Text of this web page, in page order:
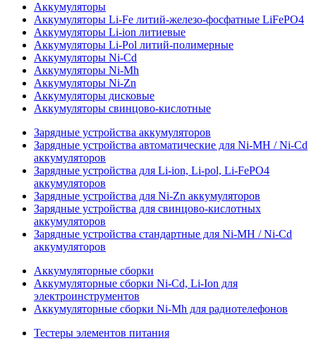
Аккумуляторы
Аккумуляторы Li-Fe литий-железо-фосфатные LiFePO4
Аккумуляторы Li-ion литиевые
Аккумуляторы Li-Pol литий-полимерные
Аккумуляторы Ni-Cd
Аккумуляторы Ni-Mh
Аккумуляторы Ni-Zn
Аккумуляторы дисковые
Аккумуляторы свинцово-кислотные
Зарядные устройства аккумуляторов
Зарядные устройства автоматические для Ni-MH / Ni-Cd
аккумуляторов
Зарядные устройства для Li-ion, Li-pol, Li-FePO4
аккумуляторов
Зарядные устройства для Ni-Zn аккумуляторов
Зарядные устройства для свинцово-кислотных
аккумуляторов
Зарядные устройства стандартные для Ni-MH / Ni-Cd
аккумуляторов
Аккумуляторные сборки
Аккумуляторные сборки Ni-Cd, Li-Ion для
электроинструментов
Аккумуляторные сборки Ni-Mh для радиотелефонов
Тестеры элементов питания